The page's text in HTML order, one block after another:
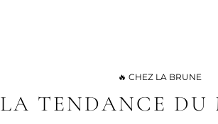
🔥 CHEZ LA BRUNE
LA TENDANCE DU